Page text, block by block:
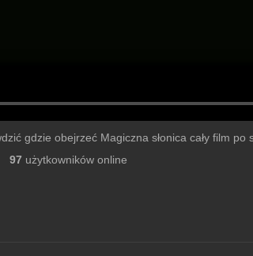
gdzie obejrzeć Magiczna słonica cały film po
97 użytkowników online